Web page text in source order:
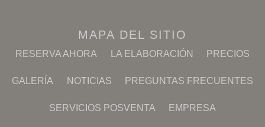
MAPA DEL SITIO
RESERVA AHORA LA ELABORACIÓN PRECIOS
GALERÍA NOTICIAS PREGUNTAS FRECUENTES
SERVICIOS POSVENTA EMPRESA